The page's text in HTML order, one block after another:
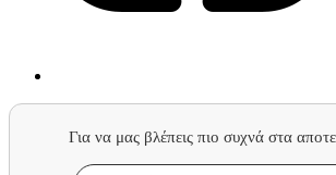
Για να μας βλέπεις πιο συχνά στα